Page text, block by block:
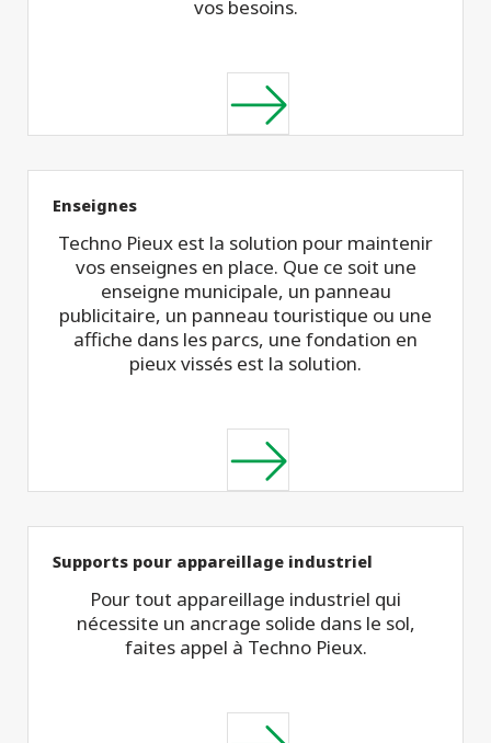
vos besoins.
Enseignes
Techno Pieux est la solution pour maintenir
vos enseignes en place. Que ce soit une
enseigne municipale, un panneau
publicitaire, un panneau touristique ou une
affiche dans les parcs, une fondation en
pieux vissés est la solution.
Supports pour appareillage industriel
Pour tout appareillage industriel qui
nécessite un ancrage solide dans le sol,
faites appel à Techno Pieux.